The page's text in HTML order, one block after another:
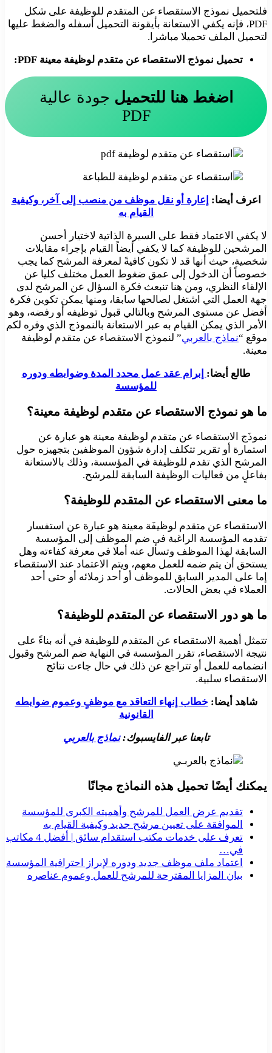
فلتحميل نموذج الاستقصاء عن المتقدم للوظيفة على شكل
PDF، فإنه يكفي الاستعانة بأيقونة التحميل أسفله والضغط عليها
لتحميل الملف تحميلا مباشرا.
تحميل نموذج الاستقصاء عن متقدم لوظيفة معينة PDF:
اضغط هنا للتحميل جودة عالية
PDF
اعرف أيضا: إعارة أو نقل موظف من منصب إلى آخر، وكيفية
القيام به
لا يكفي الاعتماد فقط على السيرة الذاتية لاختيار أحسن
المرشحين للوظيفة كما لا يكفي أيضاً القيام بإجراء مقابلات
شخصية، حيث أنها قد لا تكون كافيةً لمعرفة المرشح كما يجب
خصوصاً أن الدخول إلى عمق ضغوط العمل مختلف كليا عن
الإلقاء النظري، ومن هنا تنبعث فكرة السؤال عن المرشح لدى
جهة العمل التي اشتغل لصالحها سابقا، ومنها يمكن تكوين فكرة
أفضل عن مستوى المرشح وبالتالي قبول توظيفه أو رفضه، وهو
الأمر الذي يمكن القيام به عبر الاستعانة بالنموذج الذي وفره لكم
موقع “نماذج بالعربي” لنموذج الاستقصاء عن متقدم لوظيفة
معينة.
طالع أيضا: إبرام عقد عمل محدد المدة وضوابطه ودوره
للمؤسسة
ما هو نموذج الاستقصاء عن متقدم لوظيفة معينة؟
نموذَج الاستقصاء عن متقدم لوظيفة معينة هو عبارة عن
استمارة أو تقرير تتكلف إدارة شؤون الموظفين بتجهيزه حول
المرشح الذي تقدم للوظيفة في المؤسسة، وذلك بالاستعانة
بفاعلٍ من فعاليات الوظيفة السابقة للمرشح.
ما معنى الاستقصاء عن المتقدم للوظيفة؟
الاستقصاء عن متقدم لوظيفَة معينة هو عبارة عن استفسار
تقدمه المؤسسة الراغبة في ضم الموظف إلى المؤسسة
السابقة لهذا الموظف وتسأل عنه أملا في معرفة كفاءته وهل
يستحق أن يتم ضمه للعمل معهم، ويتم الاعتماد عند الاستقصاء
إما على المدير السابق للموظف أو أحد زملائه أو حتى أحد
العملاء في بعض الحالات.
ما هو دور الاستقصاء عن المتقدم للوظيفة؟
تتمثل أهمية الاستقصاء عن المتقدم للوظيفة في أنه بناءً على
نتيجة الاستقصاء، تقرر المؤسسة في النهاية ضم المرشح وقبول
انضمامه للعمل أو تتراجع عن ذلك في حال جاءت نتائج
الاستقصاء سلبية.
شاهد أيضا: خطاب إنهاء التعاقد مع موظفٍ وعموم ضوابطه
القانونية
تابعنا عبر الفايسبوك:نماذج بالعربي
يمكنك أيضًا تحميل هذه النماذج مجانًا
تقديم عرض العمل للمرشح وأهميته الكبرى للمؤسسة
الموافقة على تعيين مرشح جديد وكيفية القيام به
تعرف على خدمات مكتب استقدام سائق | أفضل 4 مكاتب
في…
اعتماد ملف موظف جديد ودوره لإبراز احترافية المؤسسة
بيان المزايا المقترحة للمرشح للعمل وعموم عناصره